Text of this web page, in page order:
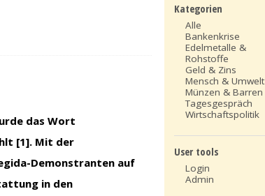
das Wort
[1]. Mit der
Demonstranten auf
in den
Kategorien
Alle
Bankenkrise
Edelmetalle &
Rohstoffe
Geld & Zins
Mensch & Umwelt
Münzen & Barren
Tagesgespräch
Wirtschaftspolitik
User tools
Login
Admin